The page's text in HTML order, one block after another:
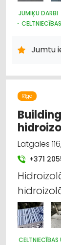
JUMIĶU DARBI
Jumtu
Rīga
Latgales
+371
CELTNIECĪBAS